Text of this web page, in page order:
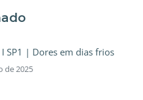
I SP1 | Dores em dias frios
de 2025